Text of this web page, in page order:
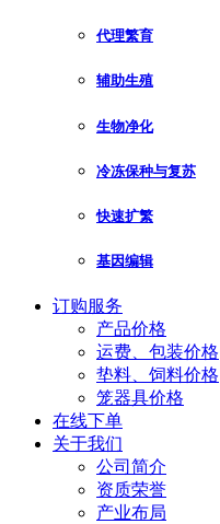
代理繁育
辅助生殖
生物净化
冷冻保种与复苏
快速扩繁
基因编辑
订购服务
产品价格
运费、包装价格
垫料、饲料价格
笼器具价格
在线下单
关于我们
公司简介
资质荣誉
产业布局